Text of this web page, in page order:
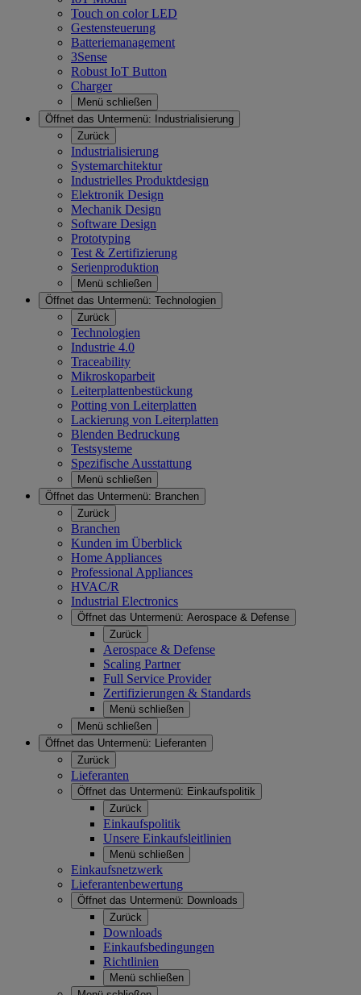
Touch on color LED
Gestensteuerung
Batteriemanagement
3Sense
Robust IoT Button
Charger
Menü schließen
Öffnet das Untermenü:
Industrialisierung
Zurück
Industrialisierung
Systemarchitektur
Industrielles Produktdesign
Elektronik Design
Mechanik Design
Software Design
Prototyping
Test & Zertifizierung
Serienproduktion
Menü schließen
Öffnet das Untermenü: Technologien
Zurück
Technologien
Industrie 4.0
Traceability
Mikroskoparbeit
Leiterplattenbestückung
Potting von Leiterplatten
Lackierung von Leiterplatten
Blenden Bedruckung
Testsysteme
Spezifische Ausstattung
Menü schließen
Öffnet das Untermenü: Branchen
Zurück
Branchen
Kunden im Überblick
Home Appliances
Professional Appliances
HVAC/R
Industrial Electronics
Öffnet das Untermenü: Aerospace & Defense
Zurück
Aerospace & Defense
Scaling Partner
Full Service Provider
Zertifizierungen & Standards
Menü schließen
Menü schließen
Öffnet das Untermenü: Lieferanten
Zurück
Lieferanten
Öffnet das Untermenü: Einkaufspolitik
Zurück
Einkaufspolitik
Unsere Einkaufsleitlinien
Menü schließen
Einkaufsnetzwerk
Lieferantenbewertung
Öffnet das Untermenü: Downloads
Zurück
Downloads
Einkaufsbedingungen
Richtlinien
Menü schließen